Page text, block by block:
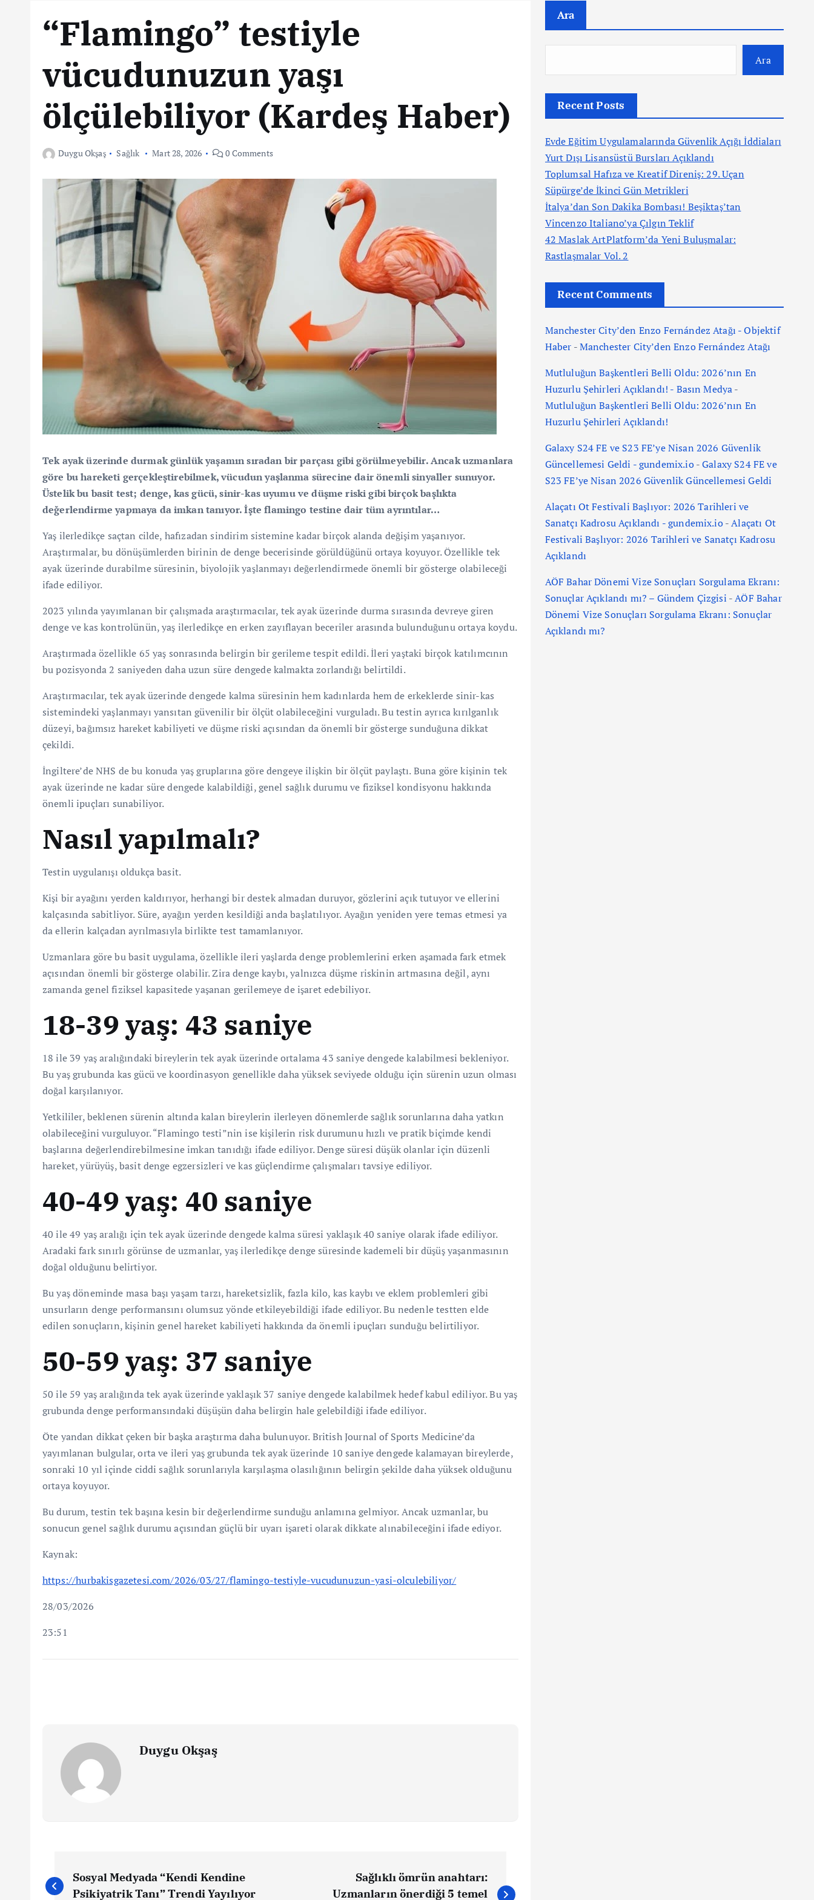
“Flamingo” testiyle
vücudunuzun yaşı
ölçülebiliyor (Kardeş Haber)
Duygu Okşaş Sağlık Mart 28, 2026 0 Comments
Tek ayak üzerinde durmak günlük yaşamın sıradan bir parçası gibi görülmeyebilir. Ancak uzmanlara
göre bu hareketi gerçekleştirebilmek, vücudun yaşlanma sürecine dair önemli sinyaller sunuyor.
Üstelik bu basit test; denge, kas gücü, sinir-kas uyumu ve düşme riski gibi birçok başlıkta
değerlendirme yapmaya da imkan tanıyor. İşte flamingo testine dair tüm ayrıntılar…
Yaş ilerledikçe saçtan cilde, hafızadan sindirim sistemine kadar birçok alanda değişim yaşanıyor.
Araştırmalar, bu dönüşümlerden birinin de denge becerisinde görüldüğünü ortaya koyuyor. Özellikle tek
ayak üzerinde durabilme süresinin, biyolojik yaşlanmayı değerlendirmede önemli bir gösterge olabileceği
ifade ediliyor.
2023 yılında yayımlanan bir çalışmada araştırmacılar, tek ayak üzerinde durma sırasında devreye giren
denge ve kas kontrolünün, yaş ilerledikçe en erken zayıflayan beceriler arasında bulunduğunu ortaya koydu.
Araştırmada özellikle 65 yaş sonrasında belirgin bir gerileme tespit edildi. İleri yaştaki birçok katılımcının
bu pozisyonda 2 saniyeden daha uzun süre dengede kalmakta zorlandığı belirtildi.
Araştırmacılar, tek ayak üzerinde dengede kalma süresinin hem kadınlarda hem de erkeklerde sinir-kas
sistemindeki yaşlanmayı yansıtan güvenilir bir ölçüt olabileceğini vurguladı. Bu testin ayrıca kırılganlık
düzeyi, bağımsız hareket kabiliyeti ve düşme riski açısından da önemli bir gösterge sunduğuna dikkat
çekildi.
İngiltere’de NHS de bu konuda yaş gruplarına göre dengeye ilişkin bir ölçüt paylaştı. Buna göre kişinin tek
ayak üzerinde ne kadar süre dengede kalabildiği, genel sağlık durumu ve fiziksel kondisyonu hakkında
önemli ipuçları sunabiliyor.
Nasıl yapılmalı?
Testin uygulanışı oldukça basit.
Kişi bir ayağını yerden kaldırıyor, herhangi bir destek almadan duruyor, gözlerini açık tutuyor ve ellerini
kalçasında sabitliyor. Süre, ayağın yerden kesildiği anda başlatılıyor. Ayağın yeniden yere temas etmesi ya
da ellerin kalçadan ayrılmasıyla birlikte test tamamlanıyor.
Uzmanlara göre bu basit uygulama, özellikle ileri yaşlarda denge problemlerini erken aşamada fark etmek
açısından önemli bir gösterge olabilir. Zira denge kaybı, yalnızca düşme riskinin artmasına değil, aynı
zamanda genel fiziksel kapasitede yaşanan gerilemeye de işaret edebiliyor.
18-39 yaş: 43 saniye
18 ile 39 yaş aralığındaki bireylerin tek ayak üzerinde ortalama 43 saniye dengede kalabilmesi bekleniyor.
Bu yaş grubunda kas gücü ve koordinasyon genellikle daha yüksek seviyede olduğu için sürenin uzun olması
doğal karşılanıyor.
Yetkililer, beklenen sürenin altında kalan bireylerin ilerleyen dönemlerde sağlık sorunlarına daha yatkın
olabileceğini vurguluyor. “Flamingo testi”nin ise kişilerin risk durumunu hızlı ve pratik biçimde kendi
başlarına değerlendirebilmesine imkan tanıdığı ifade ediliyor. Denge süresi düşük olanlar için düzenli
hareket, yürüyüş, basit denge egzersizleri ve kas güçlendirme çalışmaları tavsiye ediliyor.
40-49 yaş: 40 saniye
40 ile 49 yaş aralığı için tek ayak üzerinde dengede kalma süresi yaklaşık 40 saniye olarak ifade ediliyor.
Aradaki fark sınırlı görünse de uzmanlar, yaş ilerledikçe denge süresinde kademeli bir düşüş yaşanmasının
doğal olduğunu belirtiyor.
Bu yaş döneminde masa başı yaşam tarzı, hareketsizlik, fazla kilo, kas kaybı ve eklem problemleri gibi
unsurların denge performansını olumsuz yönde etkileyebildiği ifade ediliyor. Bu nedenle testten elde
edilen sonuçların, kişinin genel hareket kabiliyeti hakkında da önemli ipuçları sunduğu belirtiliyor.
50-59 yaş: 37 saniye
50 ile 59 yaş aralığında tek ayak üzerinde yaklaşık 37 saniye dengede kalabilmek hedef kabul ediliyor. Bu yaş
grubunda denge performansındaki düşüşün daha belirgin hale gelebildiği ifade ediliyor.
Öte yandan dikkat çeken bir başka araştırma daha bulunuyor. British Journal of Sports Medicine’da
yayımlanan bulgular, orta ve ileri yaş grubunda tek ayak üzerinde 10 saniye dengede kalamayan bireylerde,
sonraki 10 yıl içinde ciddi sağlık sorunlarıyla karşılaşma olasılığının belirgin şekilde daha yüksek olduğunu
ortaya koyuyor.
Bu durum, testin tek başına kesin bir değerlendirme sunduğu anlamına gelmiyor. Ancak uzmanlar, bu
sonucun genel sağlık durumu açısından güçlü bir uyarı işareti olarak dikkate alınabileceğini ifade ediyor.
Kaynak:
https://hurbakisgazetesi.com/2026/03/27/flamingo-testiyle-vucudunuzun-yasi-olculebiliyor/
28/03/2026
23:51
Duygu Okşaş
Y
Sosyal Medyada “Kendi Kendine
Psikiyatrik Tanı” Trendi Yayılıyor
Sağlıklı ömrün anahtarı:
Uzmanların önerdiği 5 temel
Ara
Ara
Recent Posts
Evde Eğitim Uygulamalarında Güvenlik Açığı İddiaları
Yurt Dışı Lisansüstü Bursları Açıklandı
Toplumsal Hafıza ve Kreatif Direniş: 29. Uçan
Süpürge’de İkinci Gün Metrikleri
İtalya’dan Son Dakika Bombası! Beşiktaş’tan
Vincenzo Italiano’ya Çılgın Teklif
42 Maslak ArtPlatform’da Yeni Buluşmalar:
Rastlaşmalar Vol. 2
Recent Comments
Manchester City’den Enzo Fernández Atağı - Objektif
Haber -Manchester City’den Enzo Fernández Atağı
Mutluluğun Başkentleri Belli Oldu: 2026’nın En
Huzurlu Şehirleri Açıklandı! - Basın Medya-
Mutluluğun Başkentleri Belli Oldu: 2026’nın En
Huzurlu Şehirleri Açıklandı!
Galaxy S24 FE ve S23 FE’ye Nisan 2026 Güvenlik
Güncellemesi Geldi - gundemix.io-Galaxy S24 FE ve
S23 FE’ye Nisan 2026 Güvenlik Güncellemesi Geldi
Alaçatı Ot Festivali Başlıyor: 2026 Tarihleri ve
Sanatçı Kadrosu Açıklandı - gundemix.io-Alaçatı Ot
Festivali Başlıyor: 2026 Tarihleri ve Sanatçı Kadrosu
Açıklandı
AÖF Bahar Dönemi Vize Sonuçları Sorgulama Ekranı:
Sonuçlar Açıklandı mı? – Gündem Çizgisi -AÖF Bahar
Dönemi Vize Sonuçları Sorgulama Ekranı: Sonuçlar
Açıklandı mı?